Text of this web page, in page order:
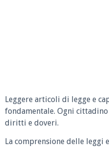
Leggere articoli di legge e
fondamentale. Ogni
diritti e doveri.
La comprensione delle